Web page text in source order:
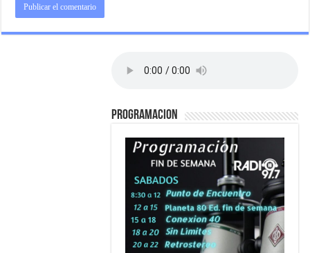
PROGRAMACION